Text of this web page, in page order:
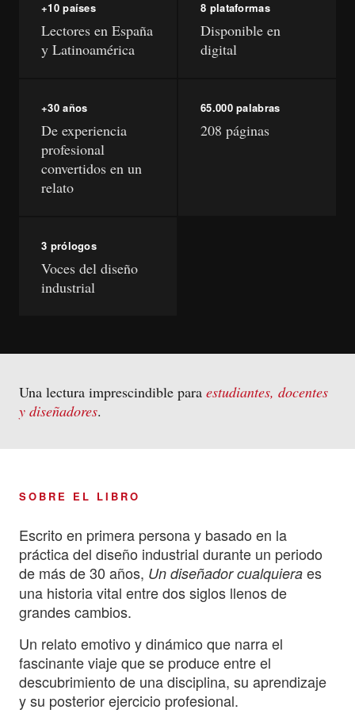
+10 países
Lectores en España
y Latinoamérica
8 plataformas
Disponible en
digital
+30 años
De experiencia
profesional
convertidos en un
relato
65.000 palabras
208 páginas
3 prólogos
Voces del diseño
industrial
Una lectura imprescindible para estudiantes, docentes
y diseñadores.
SOBRE EL LIBRO
Escrito en primera persona y basado en la
práctica del diseño industrial durante un periodo
de más de 30 años, Un diseñador cualquiera es
una historia vital entre dos siglos llenos de
grandes cambios.
Un relato emotivo y dinámico que narra el
fascinante viaje que se produce entre el
descubrimiento de una disciplina, su aprendizaje
y su posterior ejercicio profesional.